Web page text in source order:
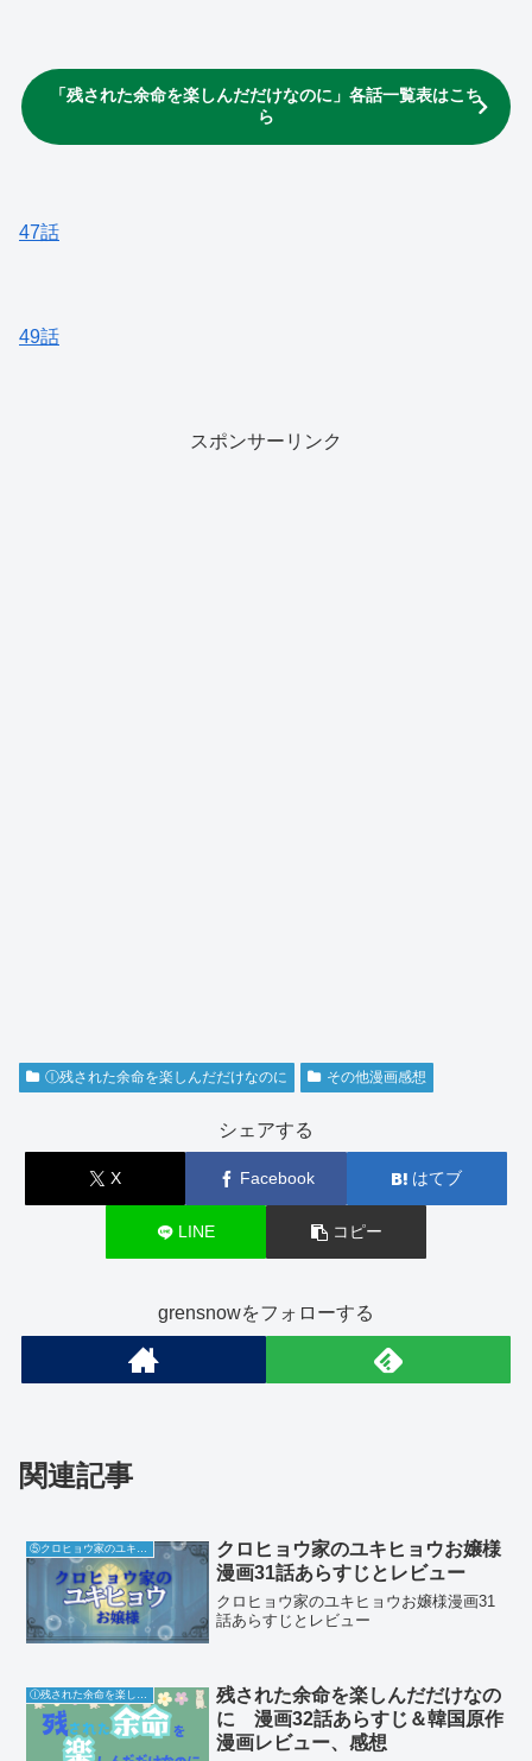
「残された余命を楽しんだだけなのに」各話一覧表はこち
ら
47話
49話
スポンサーリンク
Ⓘ残された余命を楽しんだだけなのに その他漫画感想
シェアする
X Facebook はてブ
LINE コピー
grensnowをフォローする
関連記事
クロヒョウ家のユキヒョウお嬢様
漫画31話あらすじとレビュー
クロヒョウ家のユキヒョウお嬢様漫画31
話あらすじとレビュー
Ⓘ残された余命を楽しんだだけなのに
残された余命を楽しんだだけなの
に 漫画32話あらすじ＆韓国原作
漫画レビュー、感想